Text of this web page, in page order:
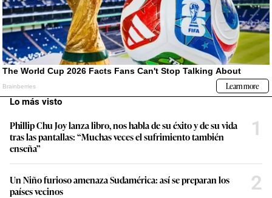
Lo más visto
Phillip Chu Joy lanza libro, nos habla de su éxito y de su vida
tras las pantallas: “Muchas veces el sufrimiento también
enseña”
1
Un Niño furioso amenaza Sudamérica: así se preparan los
países vecinos
2